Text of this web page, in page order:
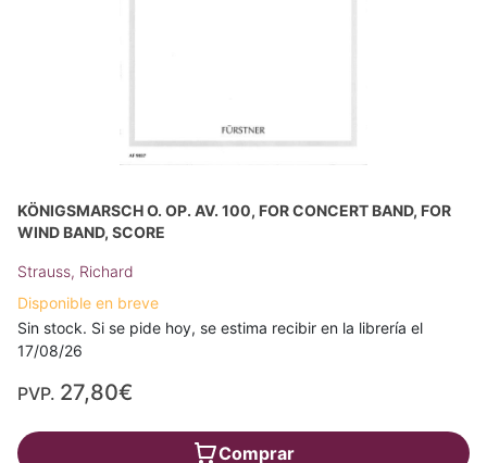
KÖNIGSMARSCH O. OP. AV. 100, FOR CONCERT BAND, FOR
WIND BAND, SCORE
Strauss, Richard
Disponible en breve
Sin stock. Si se pide hoy, se estima recibir en la librería el
17/08/26
PVP. 27,80€
Comprar